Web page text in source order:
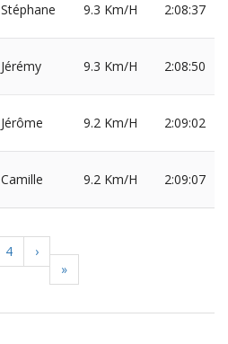
4
›
»
Stéphane 9.3 Km/H 2:08:37
Jérémy 9.3 Km/H 2:08:50
Jérôme 9.2 Km/H 2:09:02
Camille 9.2 Km/H 2:09:07